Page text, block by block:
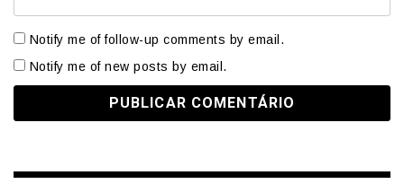
Notify me of follow-up comments by email.
Notify me of new posts by email.